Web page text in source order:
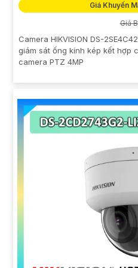
Giá Khuyến
Giá
Camera HIKVISION DS-
giám sát ống kính kép kết hợp
camera PTZ 4MP